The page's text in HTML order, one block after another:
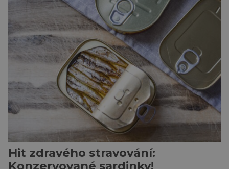
Hit zdravého stravování:
Konzervované sardinky!